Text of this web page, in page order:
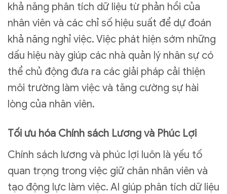
khả năng phân tích dữ liệu từ phản hồi của
nhân viên và các chỉ số hiệu suất để dự đoán
khả năng nghỉ việc. Việc phát hiện sớm những
dấu hiệu này giúp các nhà quản lý nhân sự có
thể chủ động đưa ra các giải pháp cải thiện
môi trường làm việc và tăng cường sự hài
lòng của nhân viên.
Tối ưu hóa Chính sách Lương và Phúc Lợi
Chính sách lương và phúc lợi luôn là yếu tố
quan trọng trong việc giữ chân nhân viên và
tạo động lực làm việc. AI giúp phân tích dữ liệu